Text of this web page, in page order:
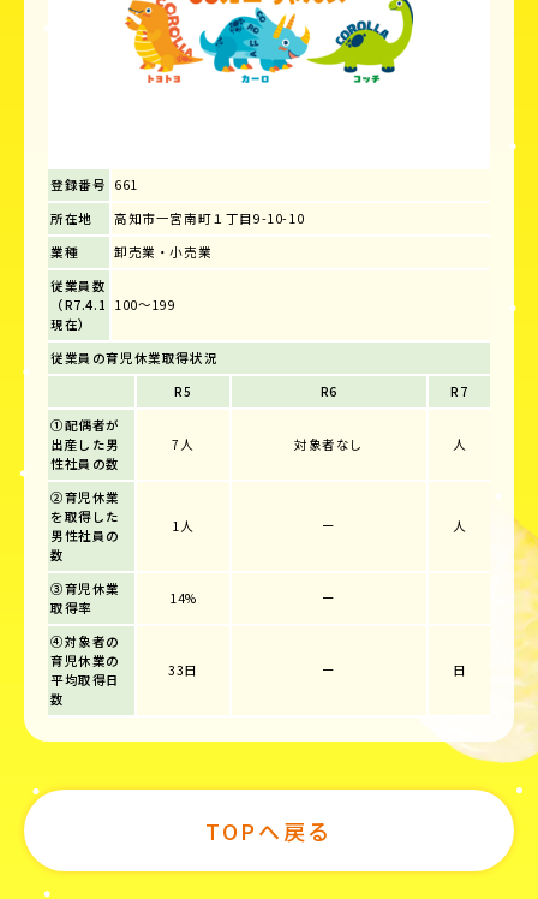
登録番号 661
所在地
高知市一宮南町１丁目9-10-10
業種
卸売業・小売業
従業員数
（R7.4.1
現在）
100～199
従業員の育児休業取得状況
R5
R6
R7
①配偶者が
出産した男
性社員の数
7人 対象者なし 人
②育児休業
を取得した
男性社員の
数
1人 ー 人
③育児休業
取得率
14% ー
④対象者の
育児休業の
平均取得日
数
33日 ー 日
TOPへ戻る